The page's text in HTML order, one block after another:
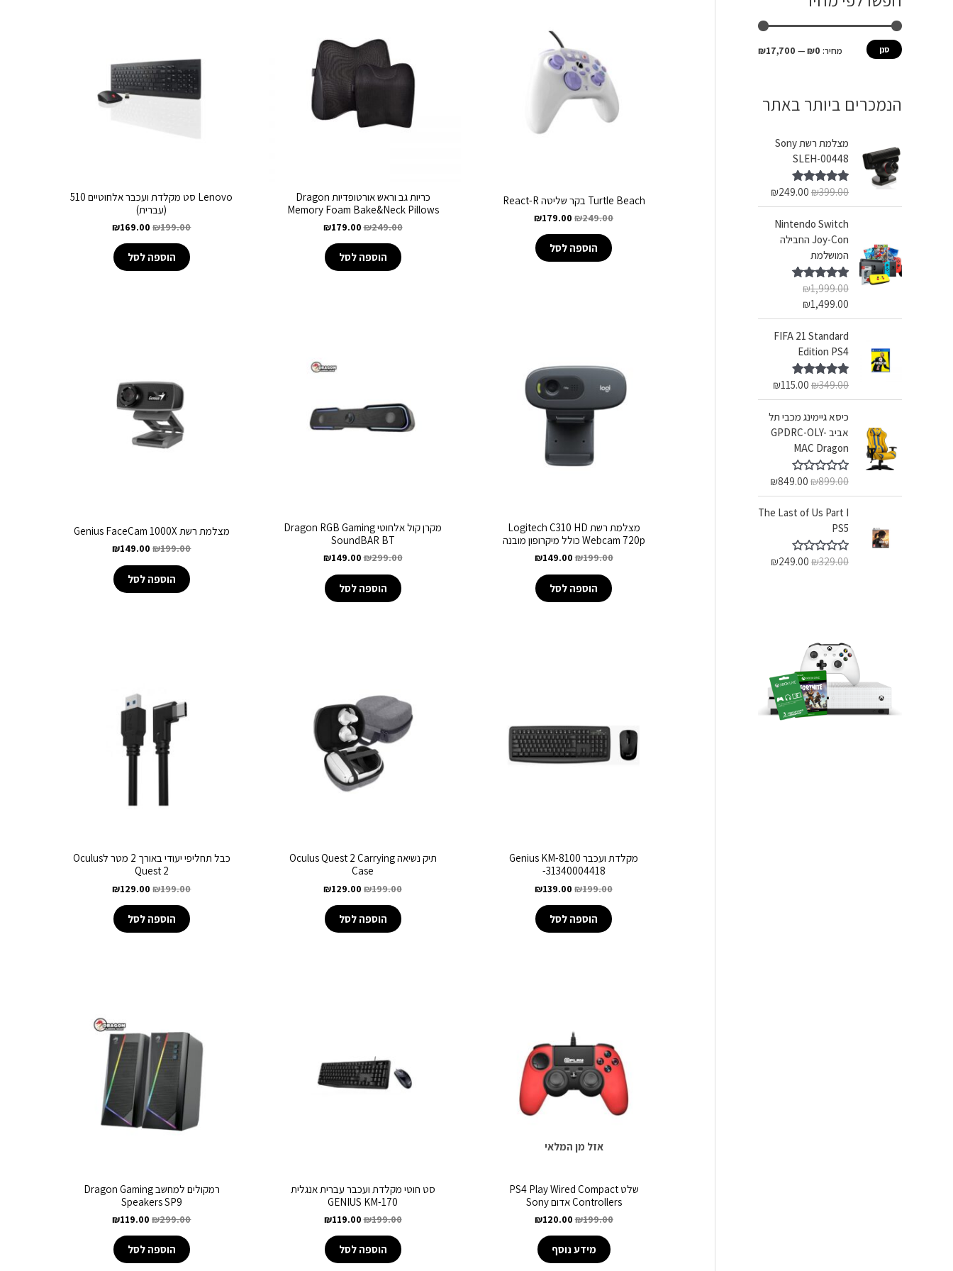
ר
סנן מחיר: ₪0
—
₪17,700
הנמכרים ביותר באתר
מצלמת רשת Sony
SLEH-00448
דורג5.00
₪399.00
₪249.00
Nintendo Switch
Joy-Con החבילה
המושלמת
דורג5.00
מתוך 5
₪1,999.00
₪1,499.00
FIFA 21 Standard
Edition PS4
דורג5.00
₪349.00
₪115.00
‏כיסא גיימינג מכבי תל
אביב GPDRC-OLY-
MAC Dragon
ד
0
מ
ת
ו
ך
₪899.00
₪849.00
The Last of Us Part I
PS5
ד
ך
5
₪329.00
₪249.00
Turtle Beach בקר שליטה React-R
₪249.00
₪179.00
הוספה לסל
כריות גב וראש אורטופדיות Dragon
Memory Foam Bake&Neck Pillows
₪249.00
₪179.00
הוספה לסל
Lenovo סט מקלדת ועכבר אלחוטיים 510
(עברית)
₪199.00
₪169.00
הוספה לסל
מצלמת רשת Logitech C310 HD
Webcam 720p כולל מיקרופון מובנה
₪199.00
₪149.00
הוספה לסל
מקרן קול אלחוטי Dragon RGB Gaming
SoundBAR BT
₪299.00
₪149.00
הוספה לסל
מצלמת רשת Genius FaceCam 1000X
₪199.00
₪149.00
הוספה לסל
מקלדת ועכבר Genius KM-8100
-31340004418
₪199.00
₪139.00
הוספה לסל
תיק נשיאה Oculus Quest 2 Carrying
Case
₪199.00
₪129.00
הוספה לסל
כבל תחליפי יעודי באורך 2 מטר לOculus
Quest 2
₪199.00
₪129.00
הוספה לסל
אזל מן המלאי
שלט PS4 Play Wired Compact
Controllers אדום Sony
₪199.00
₪120.00
מידע נוסף
סט חוטי מקלדת ועכבר עברית אנגלית
GENIUS KM-170
₪199.00
₪119.00
הוספה לסל
רמקולים למחשב Dragon Gaming
Speakers SP9
₪299.00
₪119.00
הוספה לסל